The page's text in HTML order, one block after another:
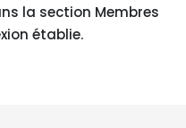
la section Membres
établie.